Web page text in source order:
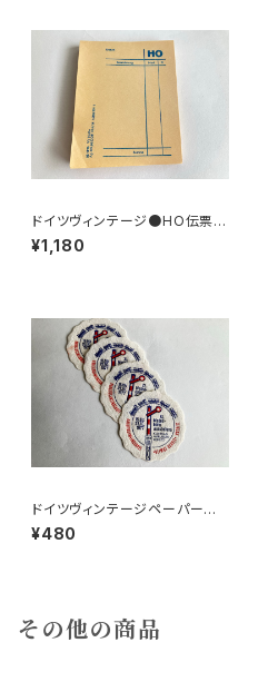
ドイツヴィンテージ●HO伝票9
0枚
¥1,180
ドイツヴィンテージペーパーコ
ースター鉄道4枚組
¥480
その他の商品